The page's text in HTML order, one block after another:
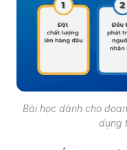
Bài học dành cho
dụng